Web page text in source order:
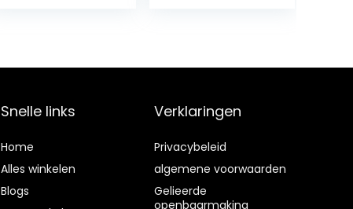
Snelle links
Home
Alles winkelen
Blogs
Verklaringen
Privacybeleid
algemene voorwaarden
Gelieerde
openbaarmaking